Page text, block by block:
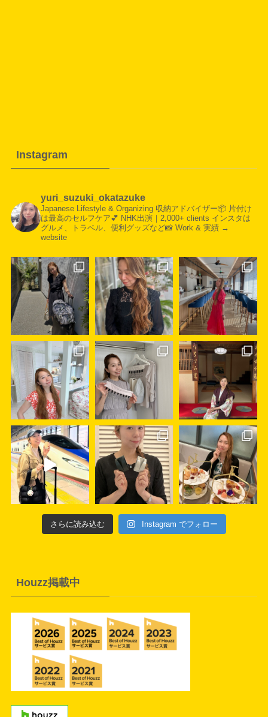
Instagram
yuri_suzuki_okatazuke
Japanese Lifestyle & Organizing収納アドバイザー📦片付け
は最高のセルフケア💕 NHK出演｜2,000+ clients インスタは
グルメ、トラベル、便利グッズなど📸Work & 実績 →
website
さらに読み込む Instagram でフォロー
Houzz掲載中